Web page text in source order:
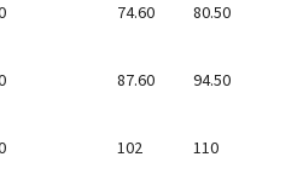
74.60 80.50
87.60 94.50
102 110